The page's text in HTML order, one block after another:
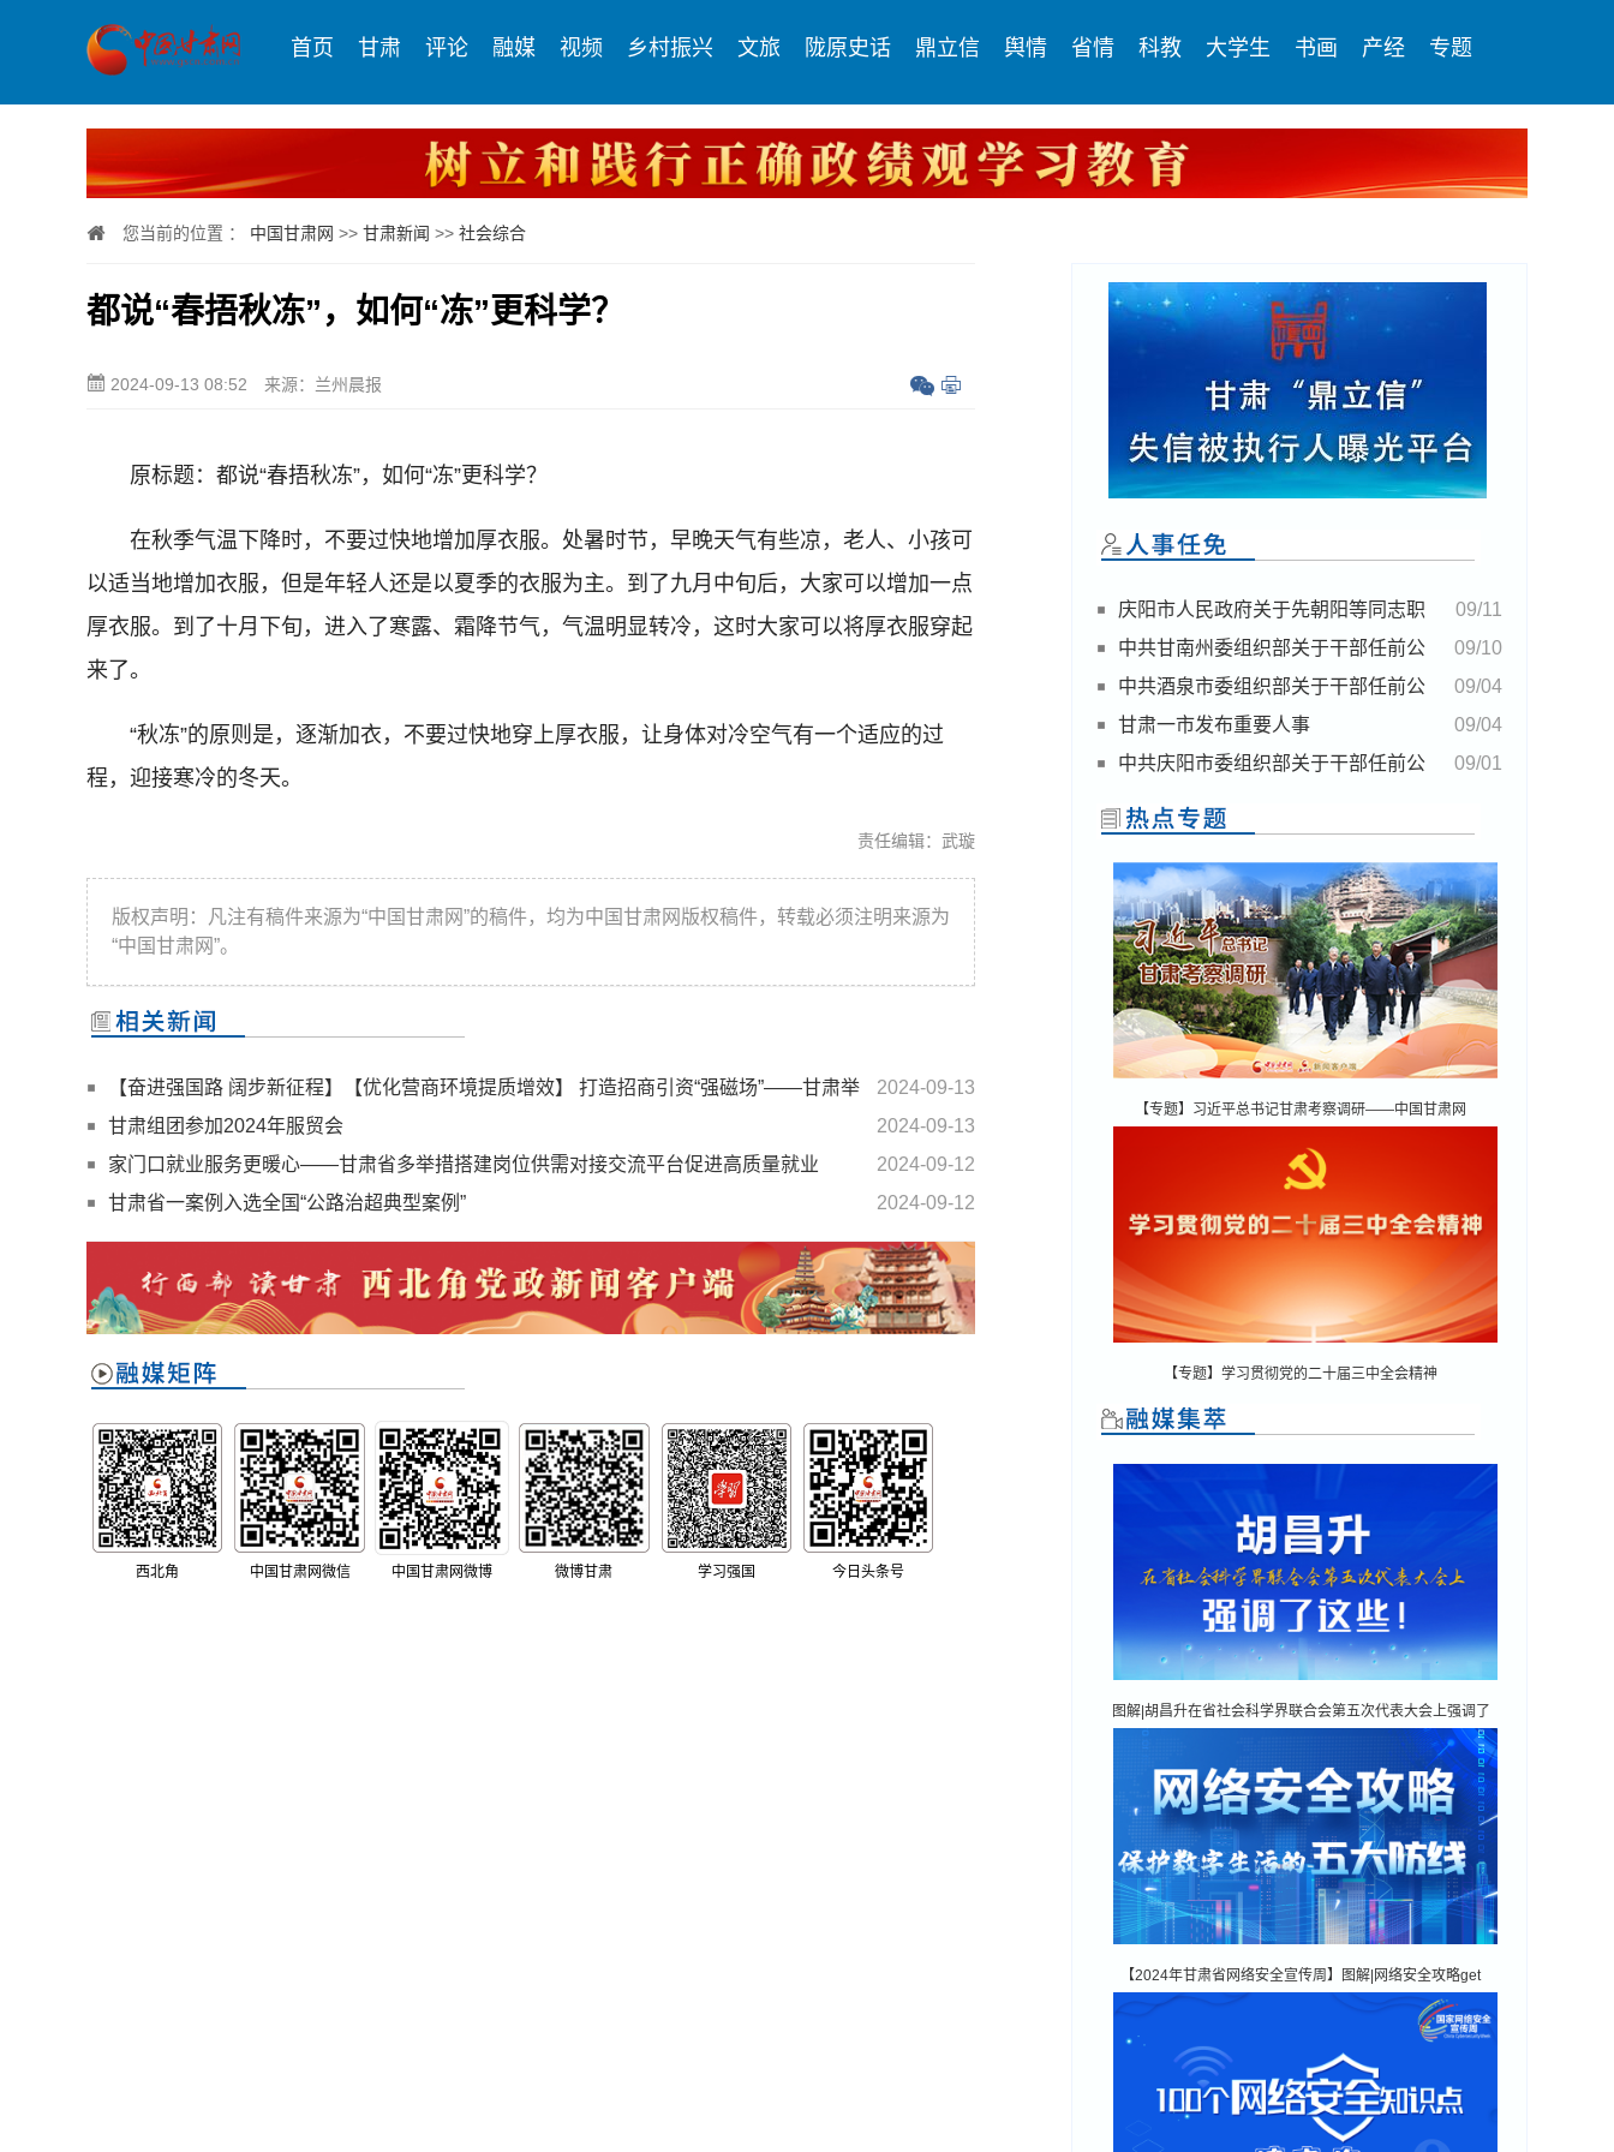
首页 甘肃 评论 融媒 视频 乡村振兴 文旅 陇原史话 鼎立信 舆情 省情 科教 大学生 书画 产经 专题
您当前的位置 ： 中国甘肃网 >> 甘肃新闻 >> 社会综合
都说“春捂秋冻”，如何“冻”更科学？
2024-09-13 08:52 来源：兰州晨报
原标题：都说“春捂秋冻”，如何“冻”更科学？
在秋季气温下降时，不要过快地增加厚衣服。处暑时节，早晚天气有些凉，老人、小孩可
以适当地增加衣服，但是年轻人还是以夏季的衣服为主。到了九月中旬后，大家可以增加一点
厚衣服。到了十月下旬，进入了寒露、霜降节气，气温明显转冷，这时大家可以将厚衣服穿起
来了。
“秋冻”的原则是，逐渐加衣，不要过快地穿上厚衣服，让身体对冷空气有一个适应的过
程，迎接寒冷的冬天。
责任编辑：武璇
版权声明：凡注有稿件来源为“中国甘肃网”的稿件，均为中国甘肃网版权稿件，转载必须注明来源为
“中国甘肃网”。
2024-09-13
【奋进强国路 阔步新征程】【优化营商环境提质增效】 打造招商引资“强磁场”——甘肃举
全省之力推进营商环境提质增效
2024-09-13
甘肃组团参加2024年服贸会
2024-09-12
家门口就业服务更暖心——甘肃省多举措搭建岗位供需对接交流平台促进高质量就业
2024-09-12
甘肃省一案例入选全国“公路治超典型案例”
西北角 中国甘肃网微信 中国甘肃网微博 微博甘肃 学习强国 今日头条号
09/11
庆阳市人民政府关于先朝阳等同志职
务任免的通知
09/10
中共甘南州委组织部关于干部任前公
示的公告
09/04
中共酒泉市委组织部关于干部任前公
示的公告
09/04
甘肃一市发布重要人事
09/01
中共庆阳市委组织部关于干部任前公
示的公告
【专题】习近平总书记甘肃考察调研——中国甘肃网
【专题】学习贯彻党的二十届三中全会精神
图解|胡昌升在省社会科学界联合会第五次代表大会上强调了
【2024年甘肃省网络安全宣传周】图解|网络安全攻略get
你！保护数字生活的五大防线请收藏